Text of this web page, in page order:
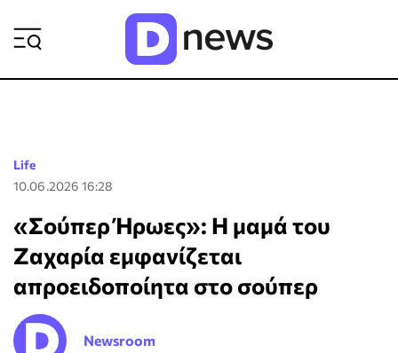
Life
10.06.2026 16:28
«Σούπερ Ήρωες»: Η μαμά του
Ζαχαρία εμφανίζεται
απροειδοποίητα στο σούπερ
Newsroom